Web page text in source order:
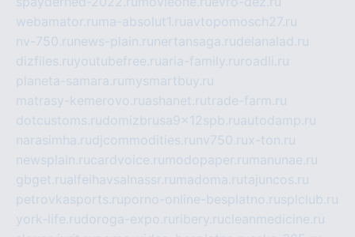
webamator.ru ma-absolut1.ruavtopomosch27.ru
nv-750.ru news-plain.ru nertansaga.rudelanalad.ru
dizfiles.ruyoutubefree.ruaria-family.ru roadli.ru
planeta-samara.ru mysmartbuy.ru
matrasy-kemerovo.ruashanet.rutrade-farm.ru
dotcustoms.rudomizbrusa9x12spb.ruautodamp.ru
narasimha.rudjcommodities.ru nv750.rux-ton.ru
newsplain.rucardvoice.ru modopaper.ru manunae.ru
gbget.rualfeihavsalnassr.ru madoma.rutajuncos.ru
petrovkasports.ruporno-online-besplatno.rusplclub.ru
york-life.rudoroga-expo.ru ribery.rucleanmedicine.ru